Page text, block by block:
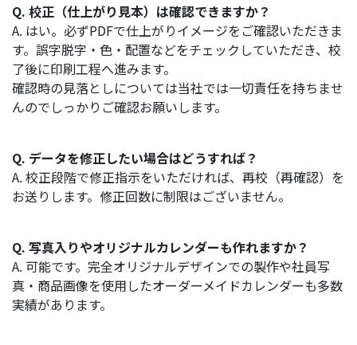
Q. 校正（仕上がり見本）は確認できますか？
A. はい。必ずPDFで仕上がりイメージをご確認いただきま
す。誤字脱字・色・配置などをチェックしていただき、校
了後に印刷工程へ進みます。
確認時の見落としについては当社では一切責任を持ちませ
んのでしっかりご確認お願いします。
Q. データを修正したい場合はどうすれば？
A. 校正段階で修正指示をいただければ、再校（再確認）を
お送りします。修正回数に制限はございません。
Q. 写真入りやオリジナルカレンダーも作れますか？
A. 可能です。完全オリジナルデザインでの製作や社員写
真・商品画像を使用したオーダーメイドカレンダーも多数
実績があります。